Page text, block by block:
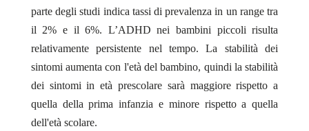
parte degli studi indica tassi di prevalenza in un range tra
il 2% e il 6%. L’ADHD nei bambini piccoli risulta
relativamente persistente nel tempo. La stabilità dei
sintomi aumenta con l'età del bambino, quindi la stabilità
dei sintomi in età prescolare sarà maggiore rispetto a
quella della prima infanzia e minore rispetto a quella
dell'età scolare.